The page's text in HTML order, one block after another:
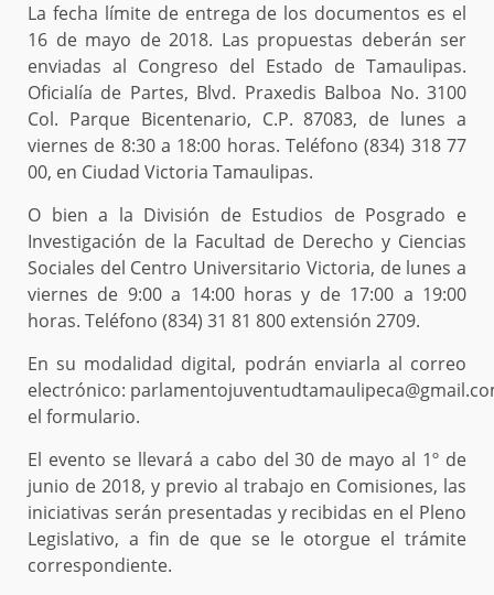
La fecha límite de entrega de los documentos es el
16 de mayo de 2018. Las propuestas deberán ser
enviadas al Congreso del Estado de Tamaulipas.
Oficialía de Partes, Blvd. Praxedis Balboa No. 3100
Col. Parque Bicentenario, C.P. 87083, de lunes a
viernes de 8:30 a 18:00 horas. Teléfono (834) 318 77
00, en Ciudad Victoria Tamaulipas.
O bien a la División de Estudios de Posgrado e
Investigación de la Facultad de Derecho y Ciencias
Sociales del Centro Universitario Victoria, de lunes a
viernes de 9:00 a 14:00 horas y de 17:00 a 19:00
horas. Teléfono (834) 31 81 800 extensión 2709.
En su modalidad digital, podrán enviarla al correo
electrónico:
el formulario.
El evento se llevará a cabo del 30 de mayo al 1º de
junio de 2018, y previo al trabajo en Comisiones, las
iniciativas serán presentadas y recibidas en el Pleno
Legislativo, a fin de que se le otorgue el trámite
correspondiente.